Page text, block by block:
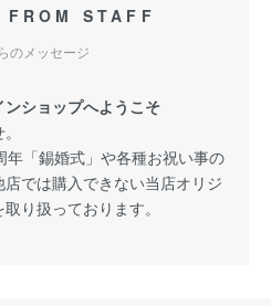
FROM STAFF
のメッセージ
ショップへようこそ
年「錫婚式」や各種お祝い事の
では購入できない当店オリジ
り扱っております。